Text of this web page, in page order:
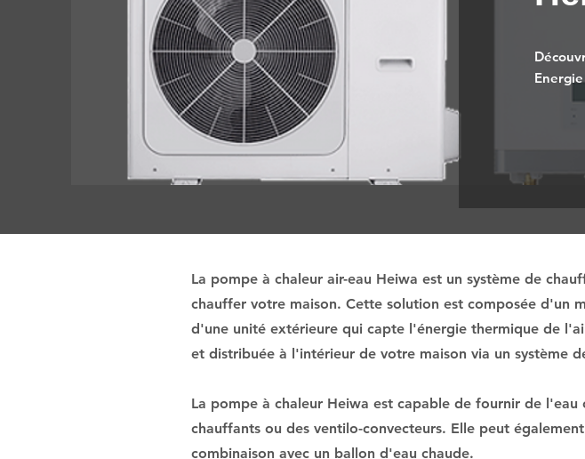
Energie
La pompe à chaleur air-eau Heiwa est un système de
chauffer votre maison. Cette solution est composée d'un
d'une unité extérieure qui capte l'énergie thermique de
et distribuée à l'intérieur de votre maison via un système
La pompe à chaleur Heiwa est capable de fournir de
chauffants ou des ventilo-convecteurs. Elle peut
combinaison avec un ballon d'eau chaude.